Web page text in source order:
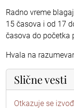
Radno vreme
15 časova i od 17
časova do početka
Hvala na
Slične vesti
Otkazuje se